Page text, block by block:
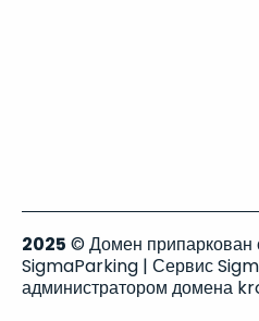
2025 © Домен
SigmaParking | Сервис
администратором домена